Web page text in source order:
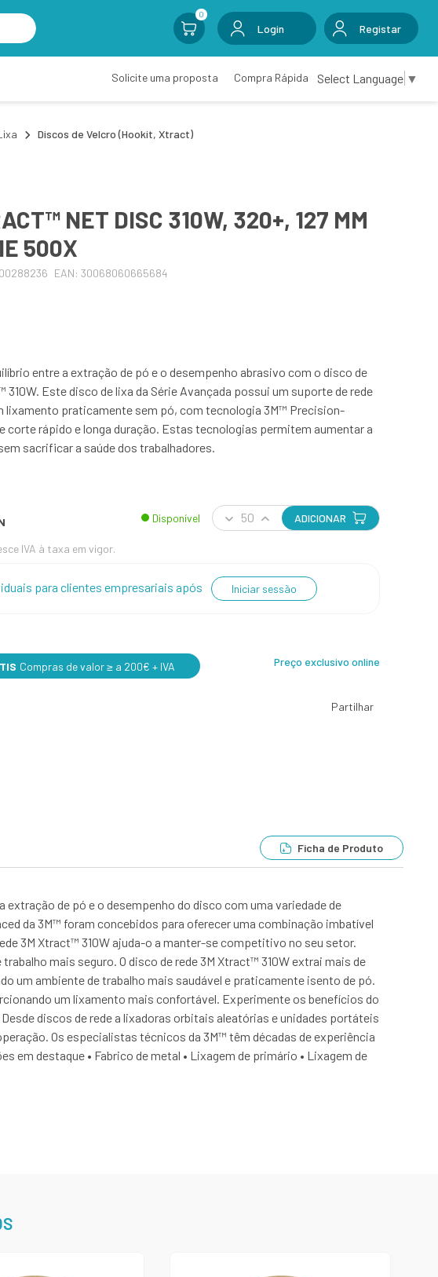
0
Login Registar
Solicite uma proposta Compra Rápida Select Language ▼
Discos de Velcro (Hookit, Xtract)
NET DISC 310W, 320+, 127 MM
500X
EAN: 30068060665684
entre a extração de pó e o desempenho abrasivo com o disco de
310W. Este disco de lixa da Série Avançada possui um suporte de rede
lixamento praticamente sem pó, com tecnologia 3M™ Precision-
corte rápido e longa duração. Estas tecnologias permitem aumentar a
sacrificar a saúde dos trabalhadores.
Disponível ADICIONAR
IVA à taxa em vigor.
para clientes empresariais após Iniciar sessão
Compras de valor ≥ a 200€ + IVA Preço exclusivo online
Partilhar
Ficha de Produto
de pó e o desempenho do disco com uma variedade de
da 3M™ foram concebidos para oferecer uma combinação imbatível
3M Xtract™ 310W ajuda-o a manter-se competitivo no seu setor.
mais seguro. O disco de rede 3M Xtract™ 310W extrai mais de
um ambiente de trabalho mais saudável e praticamente isento de pó.
um lixamento mais confortável. Experimente os benefícios do
discos de rede a lixadoras orbitais aleatórias e unidades portáteis
Os especialistas técnicos da 3M™ têm décadas de experiência
destaque • Fabrico de metal • Lixagem de primário • Lixagem de